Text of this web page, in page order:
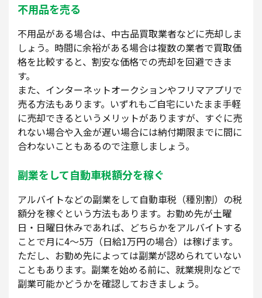
不用品を売る
不用品がある場合は、中古品買取業者などに売却しま
しょう。時間に余裕がある場合は複数の業者で買取価
格を比較すると、割安な価格での売却を回避できま
す。
また、インターネットオークションやフリマアプリで
売る方法もあります。いずれもご自宅にいたまま手軽
に売却できるというメリットがありますが、すぐに売
れない場合や入金が遅い場合には納付期限までに間に
合わないこともあるので注意しましょう。
副業をして自動車税額分を稼ぐ
アルバイトなどの副業をして自動車税（種別割）の税
額分を稼ぐという方法もあります。お勤め先が土曜
日・日曜日休みであれば、どちらかをアルバイトする
ことで月に4～5万（日給1万円の場合）は稼げます。
ただし、お勤め先によっては副業が認められていない
こともあります。副業を始める前に、就業規則などで
副業可能かどうかを確認しておきましょう。